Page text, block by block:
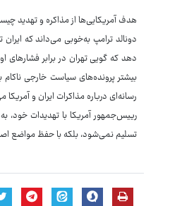
هدف آمریکایی‌ها از مذاکره و تهدید
دونالد ترامپ به‌خوبی می‌داند که
دهد که گویی تهران در برابر فشارهای
بیشتر پرونده‌های سیاست خارجی ناکام
رسانه‌ای درباره مذاکرات ایران و
رییس‌جمهور آمریکا با تهدیدات خود،
تسلیم نمی‌شود، بلکه با حفظ مواضع